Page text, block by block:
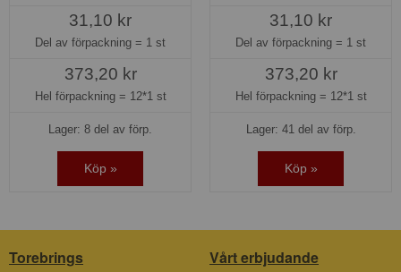
31,10 kr
Del av förpackning = 1 st
373,20 kr
Hel förpackning = 12*1 st
Lager: 8 del av förp.
Köp »
31,10 kr
Del av förpackning = 1 st
373,20 kr
Hel förpackning = 12*1 st
Lager: 41 del av förp.
Köp »
Torebrings Vårt erbjudande